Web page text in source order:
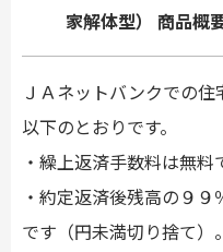
家解体型） 商品概
ＪＡネットバンクでの住
以下のとおりです。
・繰上返済手数料は無料
・約定返済後残高の９
です（円未満切り捨て）。